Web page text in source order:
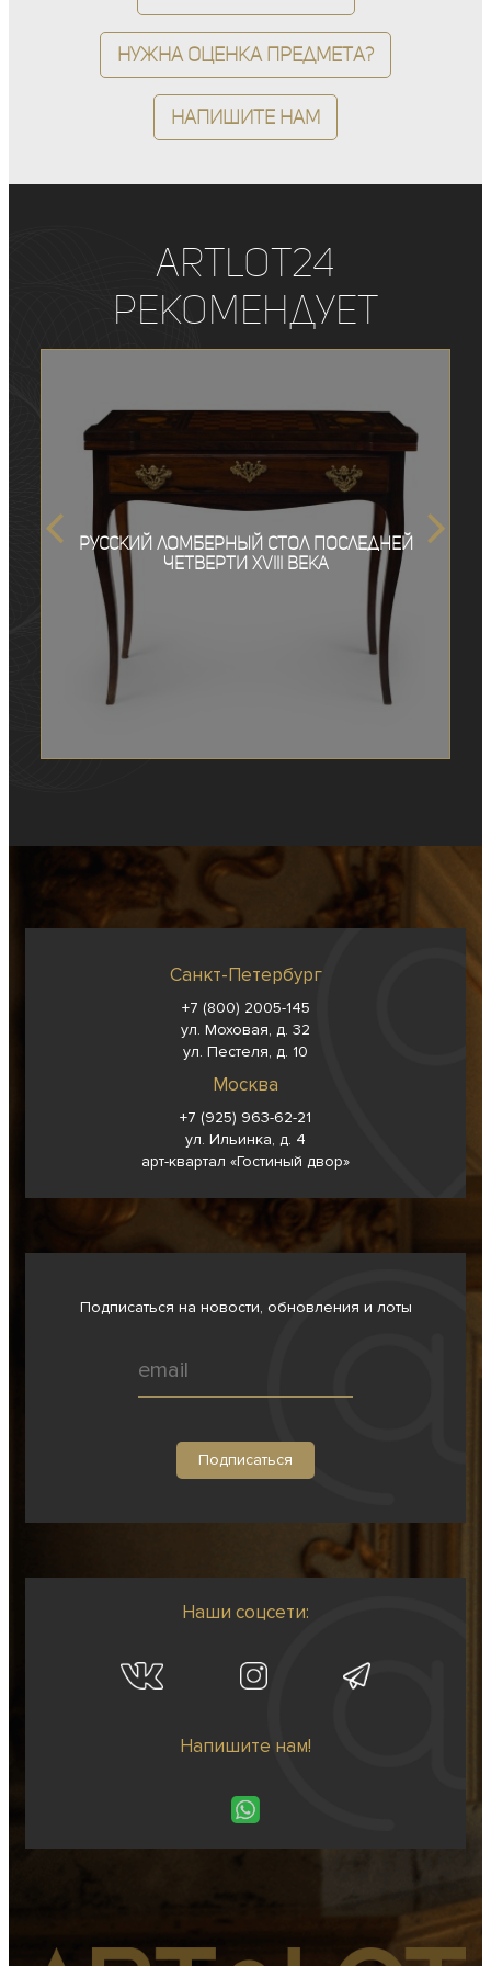
Нужна оценка предмета?
Напишите нам
ArtLot24
рекомендует
Русский ломберный стол последней
четверти XVIII века
Санкт-Петербург
+7 (800) 2005-145
ул. Моховая, д. 32
ул. Пестеля, д. 10
Москва
+7 (925) 963-62-21
ул. Ильинка, д. 4
арт-квартал «Гостиный двор»
Подписаться на новости, обновления и лоты
Наши соцсети:
Напишите нам!